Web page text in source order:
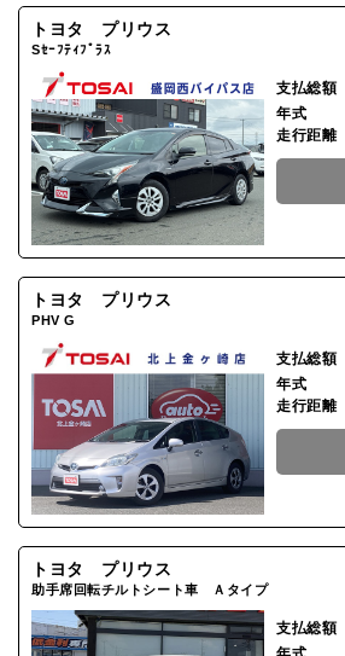
トヨタ プリウス
Sｾｰﾌﾃｨﾌﾟﾗｽ
支払総額
年式
走行距離
トヨタ プリウス
PHV G
支払総額
年式
走行距離
トヨタ プリウス
助手席回転チルトシート車 Ａタイプ
支払総額